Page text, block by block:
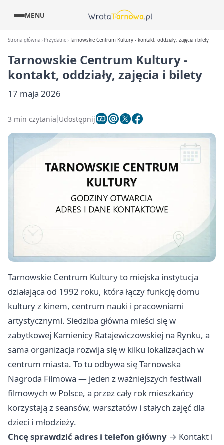
MENU
Strona główna Przydatne Tarnowskie Centrum Kultury - kontakt, oddziały, zajęcia i bilety
Tarnowskie Centrum Kultury -
kontakt, oddziały, zajęcia i bilety
17 maja 2026
3 min czytania Udostępnij
Tarnowskie Centrum Kultury to miejska instytucja
działająca od 1992 roku, która łączy funkcję domu
kultury z kinem, centrum nauki i pracowniami
artystycznymi. Siedziba główna mieści się w
zabytkowej Kamienicy Ratajewiczowskiej na Rynku, a
sama organizacja rozwija się w kilku lokalizacjach w
centrum miasta. To tu odbywa się Tarnowska
Nagroda Filmowa — jeden z ważniejszych festiwali
filmowych w Polsce, a przez cały rok mieszkańcy
korzystają z seansów, warsztatów i stałych zajęć dla
dzieci i młodzieży.
Chcę sprawdzić adres i telefon główny → Kontakt i